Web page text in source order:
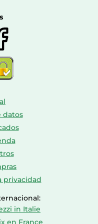
datos
privacidad
in Italie
en France